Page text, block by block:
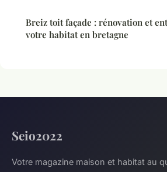
Breiz toit façade : rénovation et
votre habitat en bretagne
Seio2022
Votre magazine maison et habitat au